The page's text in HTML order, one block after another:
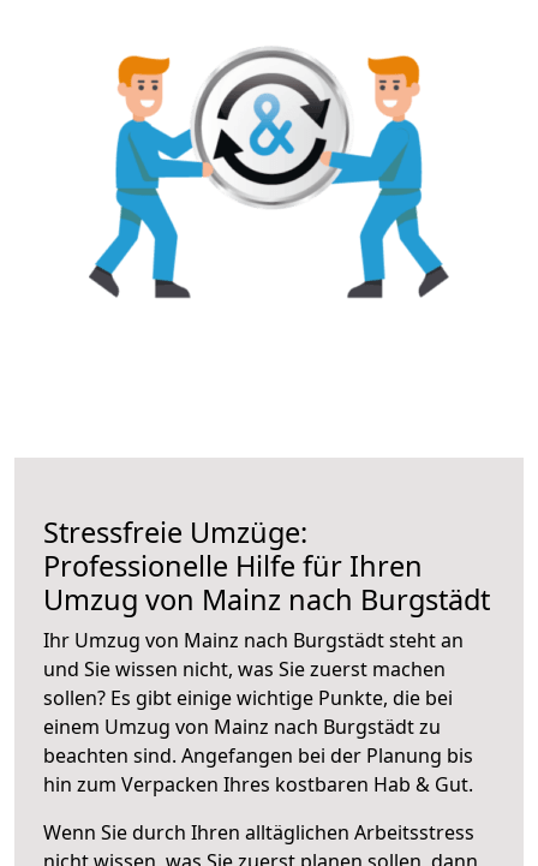
Stressfreie Umzüge:
Professionelle Hilfe für Ihren
Umzug von Mainz nach Burgstädt
Ihr Umzug von Mainz nach Burgstädt steht an
und Sie wissen nicht, was Sie zuerst machen
sollen? Es gibt einige wichtige Punkte, die bei
einem Umzug von Mainz nach Burgstädt zu
beachten sind. Angefangen bei der Planung bis
hin zum Verpacken Ihres kostbaren Hab & Gut.
Wenn Sie durch Ihren alltäglichen Arbeitsstress